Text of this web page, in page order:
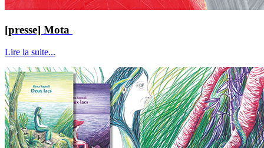
[presse] Mota
Lire la suite...